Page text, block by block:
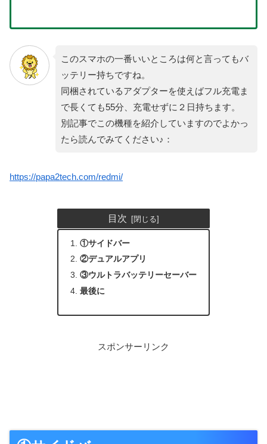
このスマホの一番いいところは何と言ってもバ
ッテリー持ちですね。
同梱されているアダプターを使えばフル充電ま
で長くても55分、充電せずに２日持ちます。
別記事でこの機種を紹介していますのでよかっ
たら読んでみてください♪：
https://papa2tech.com/redmi/
目次
①サイドバー
②デュアルアプリ
③ウルトラバッテリーセーバー
最後に
スポンサーリンク